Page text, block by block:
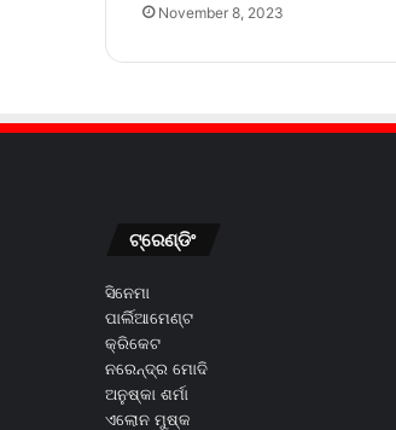
November 8, 2023
ଟ୍ରେଣ୍ଡିଂ
ସିନେମା
ପାର୍ଲିଆମେଣ୍ଟ
କ୍ରିକେଟ
ନରେନ୍ଦ୍ର ମୋଦି
ଅନୁଷ୍କା ଶର୍ମା
ଏଲୋନ ମୁଷ୍କ